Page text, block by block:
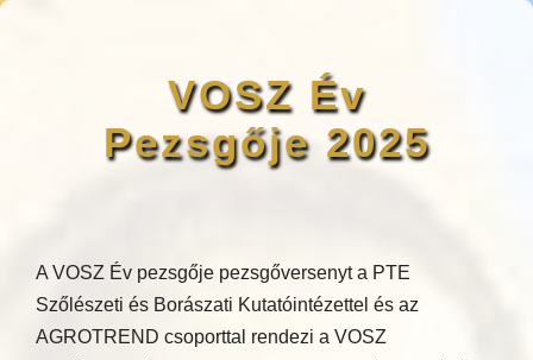
VOSZ Év
Pezsgője 2025
A VOSZ Év pezsgője pezsgőversenyt a PTE
Szőlészeti és Borászati Kutatóintézettel és az
AGROTREND csoporttal rendezi a VOSZ